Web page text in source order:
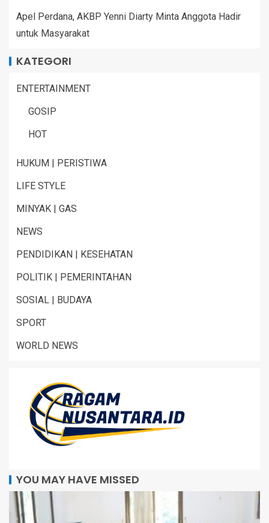
Apel Perdana, AKBP Yenni Diarty Minta Anggota Hadir
untuk Masyarakat
KATEGORI
ENTERTAINMENT
GOSIP
HOT
HUKUM | PERISTIWA
LIFE STYLE
MINYAK | GAS
NEWS
PENDIDIKAN | KESEHATAN
POLITIK | PEMERINTAHAN
SOSIAL | BUDAYA
SPORT
WORLD NEWS
YOU MAY HAVE MISSED